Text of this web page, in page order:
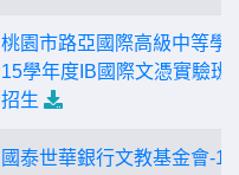
桃園市路亞國際高級中等學
15學年度IB國際文憑實驗班
招生
國泰世華銀行文教基金會-